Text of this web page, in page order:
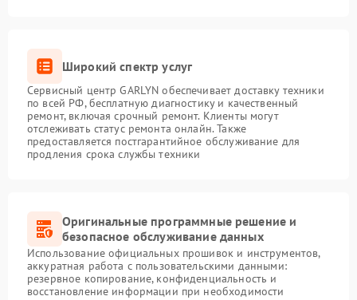
Широкий спектр услуг
Сервисный центр GARLYN обеспечивает доставку техники
по всей РФ, бесплатную диагностику и качественный
ремонт, включая срочный ремонт. Клиенты могут
отслеживать статус ремонта онлайн. Также
предоставляется постгарантийное обслуживание для
продления срока службы техники
Оригинальные программные решение и
безопасное обслуживание данных
Использование официальных прошивок и инструментов,
аккуратная работа с пользовательскими данными:
резервное копирование, конфиденциальность и
восстановление информации при необходимости